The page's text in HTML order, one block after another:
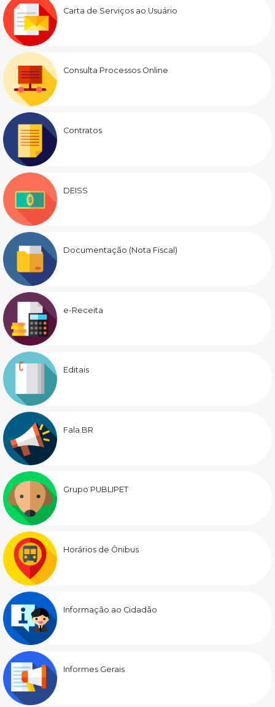
Carta de Serviços ao Usuário
Consulta Processos Online
Contratos
DEISS
Documentação (Nota Fiscal)
e-Receita
Editais
Fala.BR
Grupo PUBLIPET
Horários de Ônibus
Informação ao Cidadão
Informes Gerais